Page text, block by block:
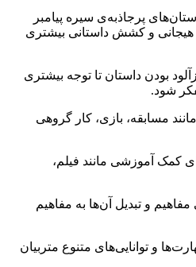
پرجاذبه‌ی سیره پیامبر
هیجانی و کشش داستانی بیشتری
بودن داستان تا توجه بیشتری
شود.
مسابقه، بازی، کار گروهی
کمک آموزشی مانند فیلم،
و تبدیل آن‌ها به مفاهیم
و توانایی‌های متنوع متربیان